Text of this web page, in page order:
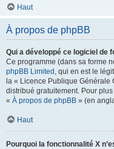
Haut
À propos de phpBB
Qui a développé ce logiciel de
Ce programme (dans sa forme
phpBB Limited , qui en est le
la « Licence Publique Générale
distribué gratuitement. Pour
« À propos de phpBB » (en
Haut
Pourquoi la fonctionnalité X